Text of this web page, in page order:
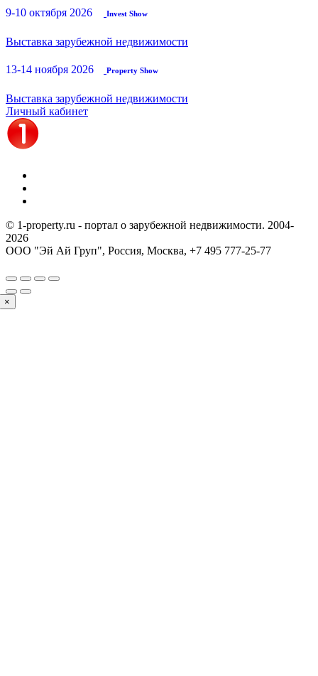
9-10 октября 2026 Invest Show
Выставка зарубежной недвижимости
13-14 ноября 2026 Property Show
Выставка зарубежной недвижимости
Личный кабинет
© 1-property.ru - портал о зарубежной недвижимости. 2004-
2026
ООО "Эй Ай Груп", Россия, Москва, +7 495 777-25-77
×